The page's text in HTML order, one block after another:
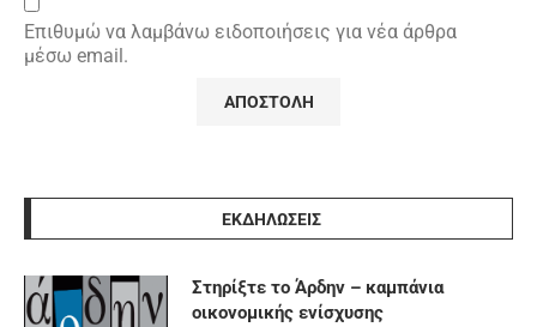
Επιθυμώ να λαμβάνω ειδοποιήσεις για νέα άρθρα
μέσω email.
ΕΚΔΗΛΩΣΕΙΣ
Στηρίξτε το Άρδην – καμπάνια
οικονομικής ενίσχυσης